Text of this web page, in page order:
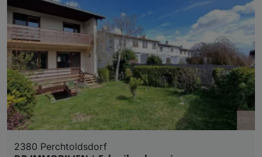
2380 Perchtoldsdorf